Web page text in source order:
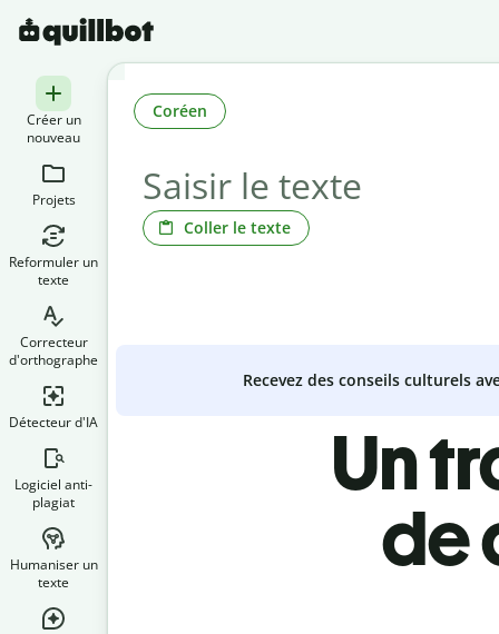
Créer un
nouveau
Projets
Reformuler un
texte
Correcteur
d'orthographe
Détecteur d'IA
Logiciel anti-
plagiat
Humaniser un
texte
Coller le texte
Coréen
Recevez des conseils culturels
Un
de